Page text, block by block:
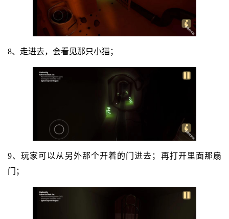
8、走进去，会看见那只小猫；
9、玩家可以从另外那个开着的门进去；再打开里面那扇
门；